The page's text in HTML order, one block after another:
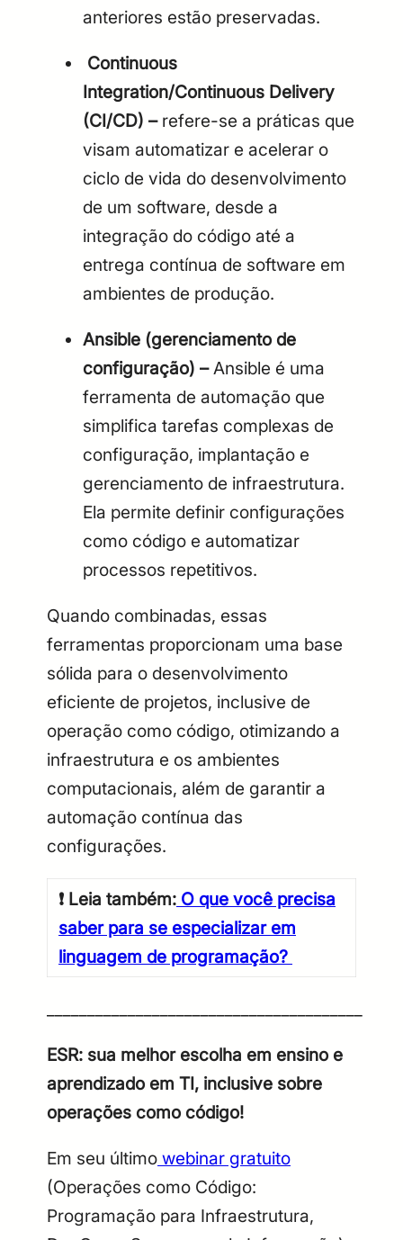
anteriores estão preservadas.
Continuous
Integration/Continuous Delivery
(CI/CD) – refere-se a práticas que
visam automatizar e acelerar o
ciclo de vida do desenvolvimento
de um software, desde a
integração do código até a
entrega contínua de software em
ambientes de produção.
Ansible (gerenciamento de
configuração) –Ansible é uma
ferramenta de automação que
simplifica tarefas complexas de
configuração, implantação e
gerenciamento de infraestrutura.
Ela permite definir configurações
como código e automatizar
processos repetitivos.
Quando combinadas, essas
ferramentas proporcionam uma base
sólida para o desenvolvimento
eficiente de projetos, inclusive de
operação como código, otimizando a
infraestrutura e os ambientes
computacionais, além de garantir a
automação contínua das
configurações.
❗ Leia também: O que você precisa
saber para se especializar em
linguagem de programação?
ESR: sua melhor escolha em ensino e
aprendizado em TI, inclusive sobre
operações como código!
Em seu último webinar gratuito
(Operações como Código:
Programação para Infraestrutura,